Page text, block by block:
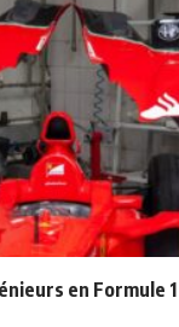
en Formule